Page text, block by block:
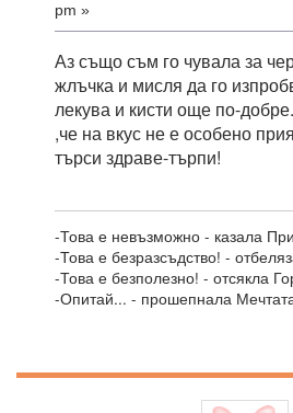
pm »
Аз също съм го чувала за
жлъчка и мисля да го
лекува и кисти още по-
,че на вкус не е особено
търси здраве-търпи!
-Това е невъзможно - казала
-Това е безразсъдство! -
-Това е безполезно! - отсякла
-Опитай... - прошепнала